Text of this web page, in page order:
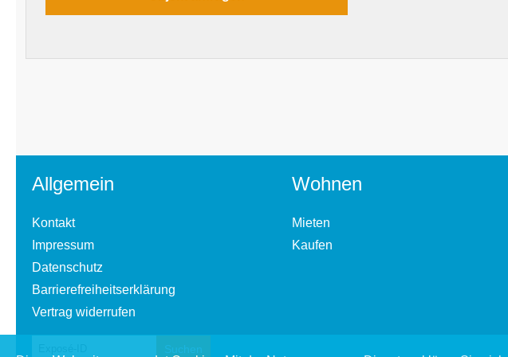
Allgemein
Kontakt
Impressum
Datenschutz
Barrierefreiheitserklärung
Vertrag widerrufen
Wohnen
Mieten
Kaufen